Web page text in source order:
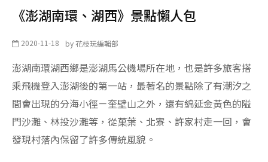
《澎湖南環、湖西》景點懶人包
2020-11-18 by花枝玩編輯部
澎湖南環湖西鄉是澎湖馬公機場所在地，也是許多旅客搭
乘飛機登入澎湖後的第一站，最著名的景點除了有潮汐之
間會出現的分海小徑－奎壁山之外，還有綿延金黃色的隘
門沙灘、林投沙灘等，從菓葉、北寮、許家村走一回，會
發現村落內保留了許多傳統風貌。